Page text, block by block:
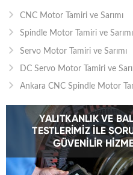
CNC Motor Tamiri ve Sarımı
Spindle Motor Tamiri ve Sarımı
Servo Motor Tamiri ve Sarımı
DC Servo Motor Tamiri ve
Ankara CNC Spindle Motor